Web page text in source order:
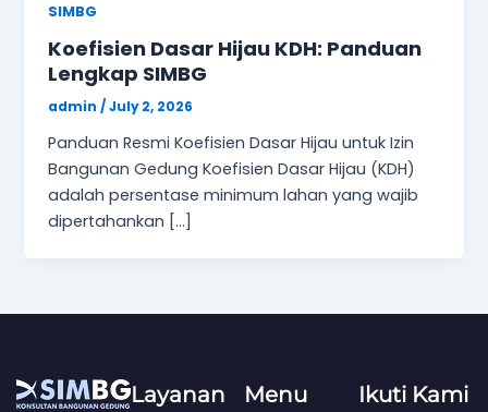
SIMBG
Koefisien Dasar Hijau KDH: Panduan
Lengkap SIMBG
admin/July 2, 2026
Panduan Resmi Koefisien Dasar Hijau untuk Izin
Bangunan Gedung Koefisien Dasar Hijau (KDH)
adalah persentase minimum lahan yang wajib
dipertahankan […]
Layanan
Menu Ikuti Kami